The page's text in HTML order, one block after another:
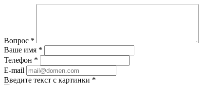
Вопрос *
Ваше имя *
Телефон *
E-mail
Введите текст с картинки *